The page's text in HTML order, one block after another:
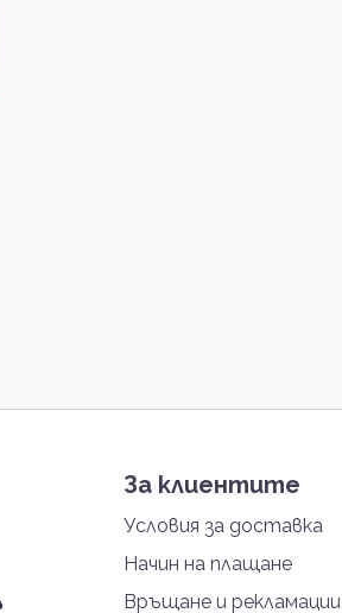
За клиентите
Условия за доставка
Начин на плащане
Връщане и рекламации